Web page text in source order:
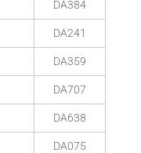
DA384
DA241
DA359
DA707
DA638
DA075